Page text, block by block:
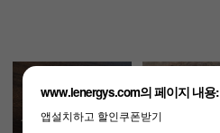
www.lenergys.com의 페이지 내용:
앱설치하고 할인쿠폰받기